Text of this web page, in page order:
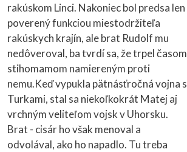
rakúskom Linci. Nakoniec bol predsa len
poverený funkciou miestodržiteľa
rakúskych krajín, ale brat Rudolf mu
nedôveroval, ba tvrdí sa, že trpel časom
stihomamom namiereným proti
nemu.Keď vypukla pätnásťročná vojna s
Turkami, stal sa niekoľkokrát Matej aj
vrchným veliteľom vojsk v Uhorsku.
Brat - cisár ho však menoval a
odvolával, ako ho napadlo. Tu treba